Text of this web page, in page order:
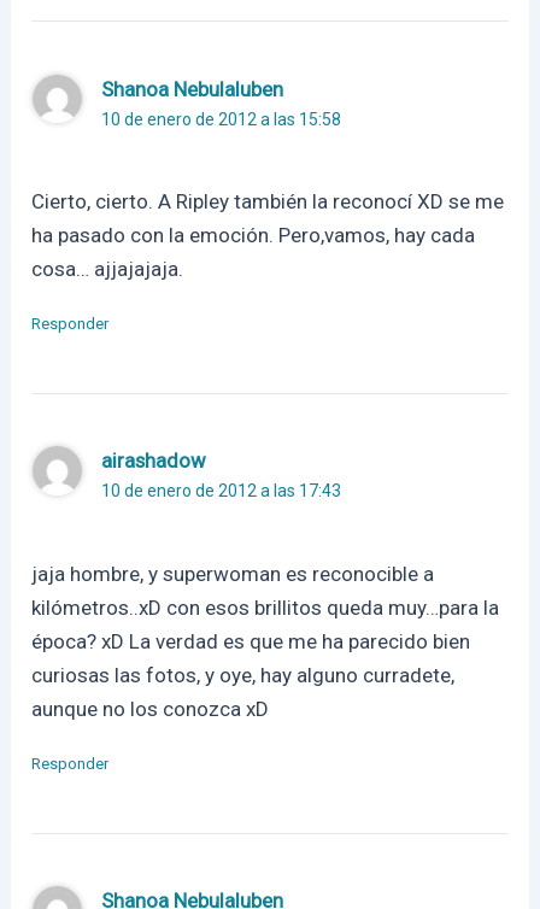
Shanoa Nebulaluben
10 de enero de 2012 a las 15:58
Cierto, cierto. A Ripley también la reconocí XD se me
ha pasado con la emoción. Pero,vamos, hay cada
cosa… ajjajajaja.
Responder
airashadow
10 de enero de 2012 a las 17:43
jaja hombre, y superwoman es reconocible a
kilómetros..xD con esos brillitos queda muy…para la
época? xD La verdad es que me ha parecido bien
curiosas las fotos, y oye, hay alguno curradete,
aunque no los conozca xD
Responder
Shanoa Nebulaluben